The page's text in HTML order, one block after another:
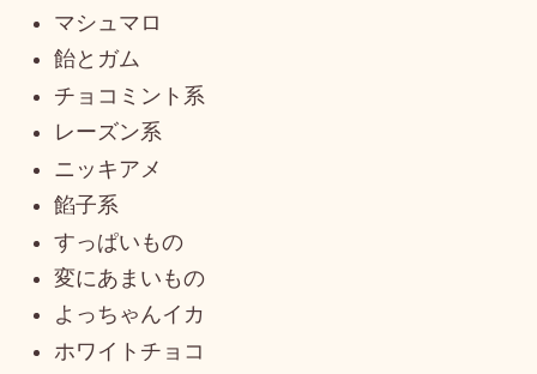
マシュマロ
飴とガム
チョコミント系
レーズン系
ニッキアメ
餡子系
すっぱいもの
変にあまいもの
よっちゃんイカ
ホワイトチョコ